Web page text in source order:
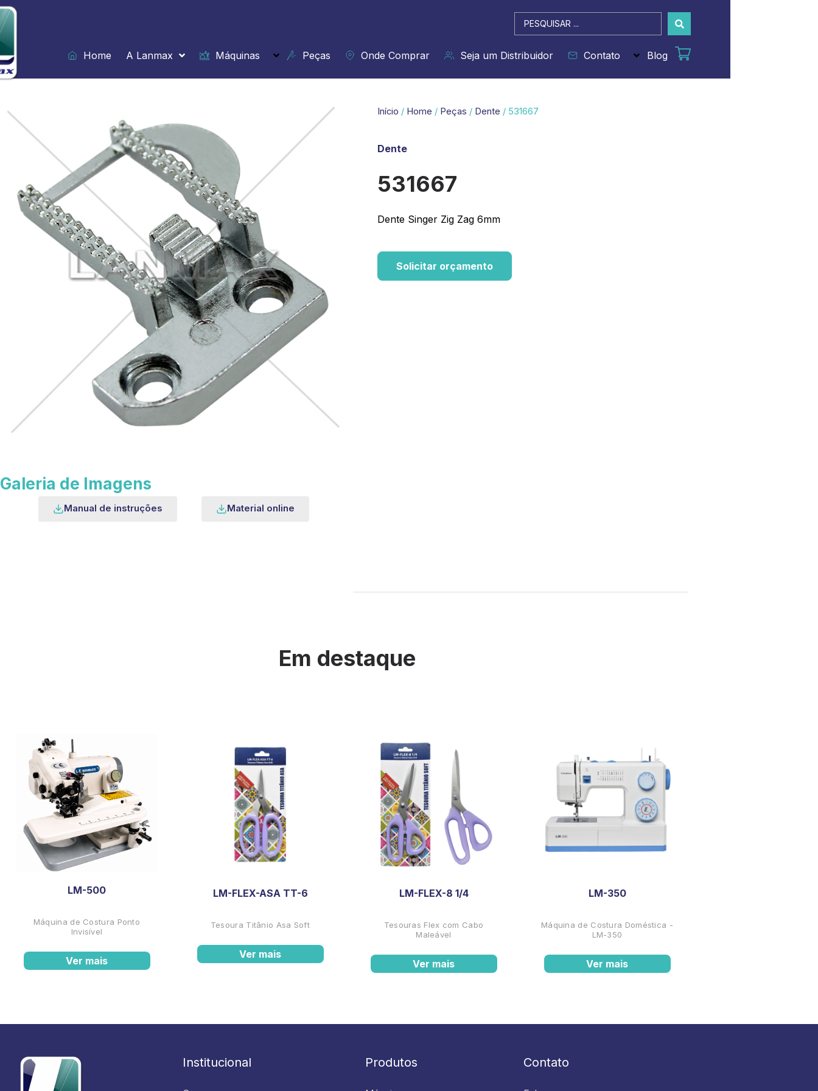
Ir
para
o
conteúdo
Pesquisar
...
Home
A Lanmax Máquinas Peças Onde Comprar Seja um Distribuidor Contato Blog
Galeria de Imagens
Manual de instruções Material online
Início / Home / Peças / Dente / 531667
Dente
531667
Dente Singer Zig Zag 6mm
Solicitar orçamento
Em destaque
LM-500
Máquina de Costura Ponto
Invisível
Ver mais
LM-FLEX-ASA TT-6
Tesoura Titânio Asa Soft
Ver mais
LM-FLEX-8 1/4
Tesouras Flex com Cabo
Maleável
Ver mais
LM-350
Máquina de Costura Doméstica -
LM-350
Ver mais
Institucional Produtos Contato